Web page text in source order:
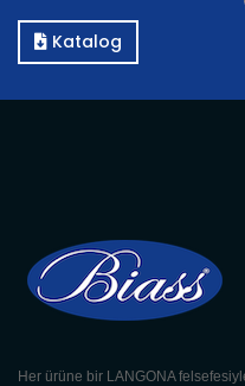
Katalog
Her ürüne bir LANGONA